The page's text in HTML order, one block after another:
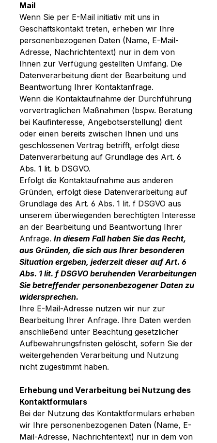
Mail
Wenn Sie per E-Mail initiativ mit uns in
Geschäftskontakt treten, erheben wir Ihre
personenbezogenen Daten (Name, E-Mail-
Adresse, Nachrichtentext) nur in dem von
Ihnen zur Verfügung gestellten Umfang. Die
Datenverarbeitung dient der Bearbeitung und
Beantwortung Ihrer Kontaktanfrage.
Wenn die Kontaktaufnahme der Durchführung
vorvertraglichen Maßnahmen (bspw. Beratung
bei Kaufinteresse, Angebotserstellung) dient
oder einen bereits zwischen Ihnen und uns
geschlossenen Vertrag betrifft, erfolgt diese
Datenverarbeitung auf Grundlage des Art. 6
Abs. 1 lit. b DSGVO.
Erfolgt die Kontaktaufnahme aus anderen
Gründen, erfolgt diese Datenverarbeitung auf
Grundlage des Art. 6 Abs. 1 lit. f DSGVO aus
unserem überwiegenden berechtigten Interesse
an der Bearbeitung und Beantwortung Ihrer
Anfrage. In diesem Fall haben Sie das Recht,
aus Gründen, die sich aus Ihrer besonderen
Situation ergeben, jederzeit dieser auf Art. 6
Abs. 1 lit. f DSGVO beruhenden Verarbeitungen
Sie betreffender personenbezogener Daten zu
widersprechen.
Ihre E-Mail-Adresse nutzen wir nur zur
Bearbeitung Ihrer Anfrage. Ihre Daten werden
anschließend unter Beachtung gesetzlicher
Aufbewahrungsfristen gelöscht, sofern Sie der
weitergehenden Verarbeitung und Nutzung
nicht zugestimmt haben.
Erhebung und Verarbeitung bei Nutzung des
Kontaktformulars
Bei der Nutzung des Kontaktformulars erheben
wir Ihre personenbezogenen Daten (Name, E-
Mail-Adresse, Nachrichtentext) nur in dem von